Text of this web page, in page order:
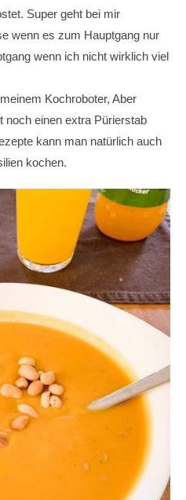
Super geht bei mir
wenn es zum Hauptgang nur
wenn ich nicht wirklich viel
Kochroboter, Aber
noch einen extra Pürierstab
kann man natürlich auch
kochen.